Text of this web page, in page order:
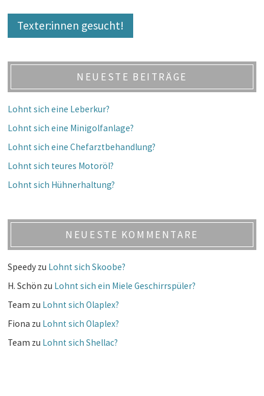
Texter:innen gesucht!
NEUESTE BEITRÄGE
Lohnt sich eine Leberkur?
Lohnt sich eine Minigolfanlage?
Lohnt sich eine Chefarztbehandlung?
Lohnt sich teures Motoröl?
Lohnt sich Hühnerhaltung?
NEUESTE KOMMENTARE
Speedy zu Lohnt sich Skoobe?
H. Schön zu Lohnt sich ein Miele Geschirrspüler?
Team zu Lohnt sich Olaplex?
Fiona zu Lohnt sich Olaplex?
Team zu Lohnt sich Shellac?